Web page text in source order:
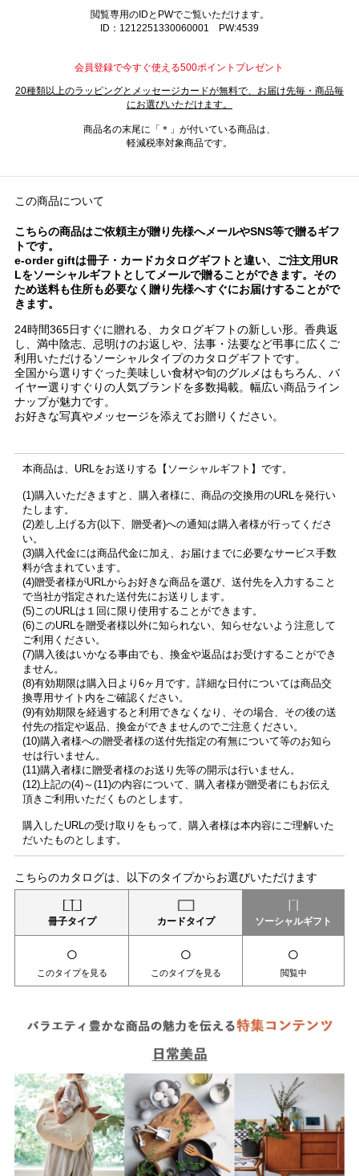
閲覧専用のIDとPWでご覧いただけます。
ID：1212251330060001 PW:4539
会員登録で今すぐ使える500ポイントプレゼント
20種類以上のラッピングとメッセージカードが無料で、お届け先毎・商品毎
にお選びいただけます。
商品名の末尾に「＊」が付いている商品は、
軽減税率対象商品です。
この商品について
こちらの商品はご依頼主が贈り先様へメールやSNS等で贈るギフ
トです。
e-order giftは冊子・カードカタログギフトと違い、ご注文用UR
Lをソーシャルギフトとしてメールで贈ることができます。その
ため送料も住所も必要なく贈り先様へすぐにお届けすることがで
きます。
24時間365日すぐに贈れる、カタログギフトの新しい形。香典返
し、満中陰志、忌明けのお返しや、法事・法要など弔事に広くご
利用いただけるソーシャルタイプのカタログギフトです。
全国から選りすぐった美味しい食材や旬のグルメはもちろん、バ
イヤー選りすぐりの人気ブランドを多数掲載。幅広い商品ライン
ナップが魅力です。
お好きな写真やメッセージを添えてお贈りください。
本商品は、URLをお送りする【ソーシャルギフト】です。
(1)購入いただきますと、購入者様に、商品の交換用のURLを発行い
たします。
(2)差し上げる方(以下、贈受者)への通知は購入者様が行ってくださ
い。
(3)購入代金には商品代金に加え、お届けまでに必要なサービス手数
料が含まれています。
(4)贈受者様がURLからお好きな商品を選び、送付先を入力すること
で当社が指定された送付先にお送りします。
(5)このURLは１回に限り使用することができます。
(6)このURLを贈受者様以外に知られない、知らせないよう注意して
ご利用ください。
(7)購入後はいかなる事由でも、換金や返品はお受けすることができ
ません。
(8)有効期限は購入日より6ヶ月です。詳細な日付については商品交
換専用サイト内をご確認ください。
(9)有効期限を経過すると利用できなくなり、その場合、その後の送
付先の指定や返品、換金ができませんのでご注意ください。
(10)購入者様への贈受者様の送付先指定の有無について等のお知ら
せは行いません。
(11)購入者様に贈受者様のお送り先等の開示は行いません。
(12)上記の(4)～(11)の内容について、購入者様が贈受者にもお伝え
頂きご利用いただくものとします。
購入したURLの受け取りをもって、購入者様は本内容にご理解いた
だいたものとします。
こちらのカタログは、以下のタイプからお選びいただけます
冊子タイプ カードタイプ ソーシャルギフト
○
このタイプを見る
○
このタイプを見る
○
閲覧中